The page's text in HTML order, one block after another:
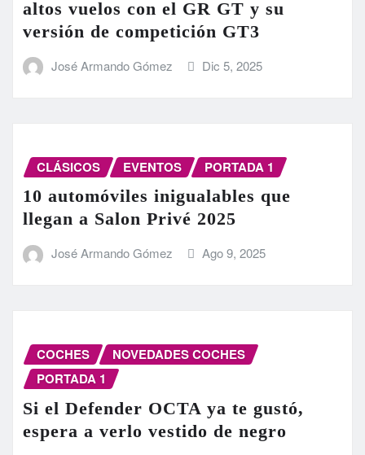
altos vuelos con el GR GT y su
versión de competición GT3
José Armando Gómez Dic 5, 2025
CLÁSICOS EVENTOS PORTADA 1
10 automóviles inigualables que
llegan a Salon Privé 2025
José Armando Gómez Ago 9, 2025
COCHES
NOVEDADES COCHES
PORTADA 1
Si el Defender OCTA ya te gustó,
espera a verlo vestido de negro